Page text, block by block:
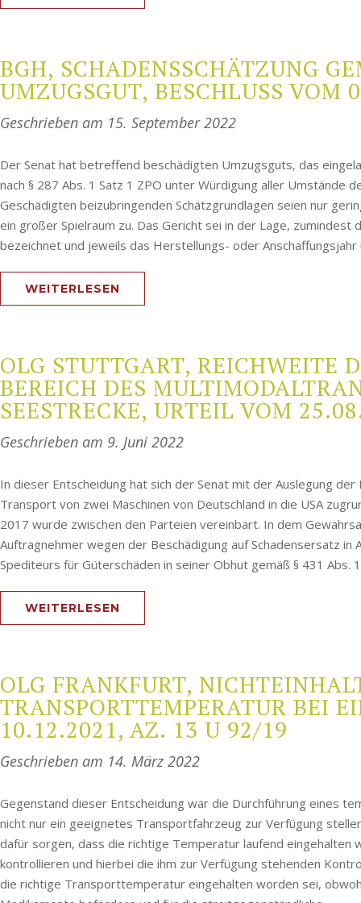
BGH, SCHADENSSCHÄTZUNG
MZUGSGUT, BESCHLUSS VOM
Geschrieben am 15. September 2022
Der Senat hat betreffend beschädigten Umzugsguts, das
nach § 287 Abs. 1 Satz 1 ZPO unter Würdigung aller Umstände
Geschädigten beizubringenden Schätzgrundlagen seien nur
ein großer Spielraum zu. Das Gericht sei in der Lage,
bezeichnet und jeweils das Herstellungs- oder
WEITERLESEN
OLG STUTTGART, REICHWEITE
EREICH DES
EESTRECKE, URTEIL VOM
Geschrieben am 9. Juni 2022
In dieser Entscheidung hat sich der Senat mit der Auslegung
Transport von zwei Maschinen von Deutschland in die USA
2017 wurde zwischen den Parteien vereinbart. In dem
Auftragnehmer wegen der Beschädigung auf Schadensersatz
Spediteurs für Güterschäden in seiner Obhut gemäß § 431 Abs.
WEITERLESEN
OLG FRANKFURT,
TRANSPORTTEMPERATUR BEI
10.12.2021, AZ. 13 U 92/19
Geschrieben am 14. März 2022
Gegenstand dieser Entscheidung war die Durchführung eines
nicht nur ein geeignetes Transportfahrzeug zur Verfügung
dafür sorgen, dass die richtige Temperatur laufend
kontrollieren und hierbei die ihm zur Verfügung stehenden
die richtige Transporttemperatur eingehalten worden sei,